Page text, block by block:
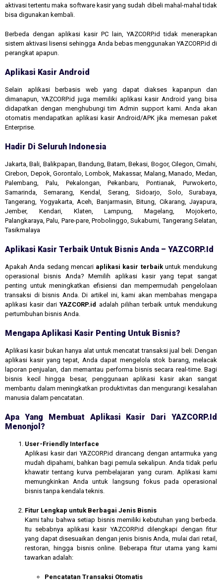
aktivasi tertentu maka software kasir yang sudah dibeli mahal-mahal tidak
bisa digunakan kembali.
Berbeda dengan aplikasi kasir PC lain, YAZCORP.id tidak menerapkan
sistem aktivasi lisensi sehingga Anda bebas menggunakan YAZCORP.id di
perangkat apapun.
Aplikasi Kasir Android
Selain aplikasi berbasis web yang dapat diakses kapanpun dan
dimanapun, YAZCORP.id juga memiliki aplikasi kasir Android yang bisa
didapatkan dengan menghubungi tim Admin support kami. Anda akan
otomatis mendapatkan aplikasi kasir Android/APK jika memesan paket
Enterprise.
Hadir Di Seluruh Indonesia
Jakarta, Bali, Balikpapan, Bandung, Batam, Bekasi, Bogor, Cilegon, Cimahi,
Cirebon, Depok, Gorontalo, Lombok, Makassar, Malang, Manado, Medan,
Palembang, Palu, Pekalongan, Pekanbaru, Pontianak, Purwokerto,
Samarinda, Semarang, Kendal, Serang, Sidoarjo, Solo, Surabaya,
Tangerang, Yogyakarta, Aceh, Banjarmasin, Bitung, Cikarang, Jayapura,
Jember, Kendari, Klaten, Lampung, Magelang, Mojokerto,
Palangkaraya, Palu, Pare-pare, Probolinggo, Sukabumi, Tangerang Selatan,
Tasikmalaya
Aplikasi Kasir Terbaik Untuk Bisnis Anda – YAZCORP.id
Apakah Anda sedang mencari aplikasi kasir terbaikuntuk mendukung
operasional bisnis Anda? Memilih aplikasi kasir yang tepat sangat
penting untuk meningkatkan efisiensi dan mempermudah pengelolaan
transaksi di bisnis Anda. Di artikel ini, kami akan membahas mengapa
aplikasi kasir dariYAZCORP.id adalah pilihan terbaik untuk mendukung
pertumbuhan bisnis Anda.
Mengapa Aplikasi Kasir Penting Untuk Bisnis?
Aplikasi kasir bukan hanya alat untuk mencatat transaksi jual beli. Dengan
aplikasi kasir yang tepat, Anda dapat mengelola stok barang, melacak
laporan penjualan, dan memantau performa bisnis secara real-time. Bagi
bisnis kecil hingga besar, penggunaan aplikasi kasir akan sangat
membantu dalam meningkatkan produktivitas dan mengurangi kesalahan
manusia dalam pencatatan.
Apa Yang Membuat Aplikasi Kasir Dari YAZCORP.id
Menonjol?
User-Friendly Interface
Aplikasi kasir dari YAZCORP.id dirancang dengan antarmuka yang
mudah dipahami, bahkan bagi pemula sekalipun. Anda tidak perlu
khawatir tentang kurva pembelajaran yang curam. Aplikasi kami
memungkinkan Anda untuk langsung fokus pada operasional
bisnis tanpa kendala teknis.
Fitur Lengkap untuk Berbagai Jenis Bisnis
Kami tahu bahwa setiap bisnis memiliki kebutuhan yang berbeda.
Itu sebabnya aplikasi kasir YAZCORP.id dilengkapi dengan fitur
yang dapat disesuaikan dengan jenis bisnis Anda, mulai dari retail,
restoran, hingga bisnis online. Beberapa fitur utama yang kami
tawarkan adalah:
Pencatatan Transaksi Otomatis